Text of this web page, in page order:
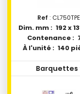
Ref : CL750TPE
Dim. mm : 192 x
Contenance :
À l'unité : 140